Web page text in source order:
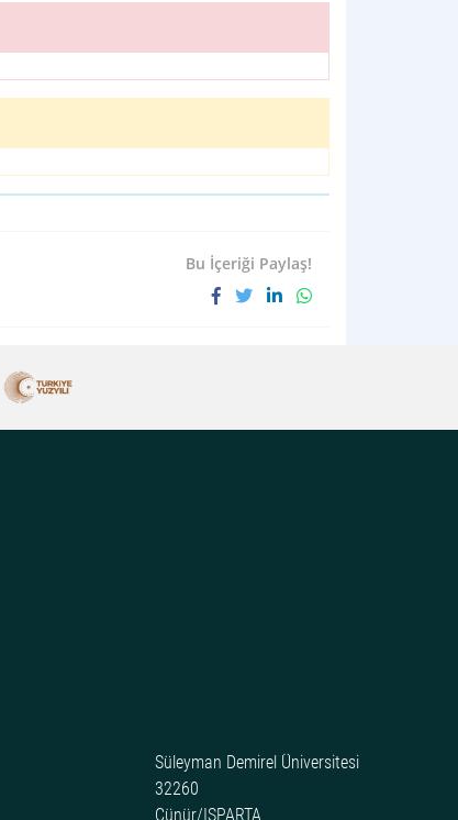
Bu İçeriği Paylaş!
Süleyman Demirel Üniversitesi
32260
Çünür/ISPARTA